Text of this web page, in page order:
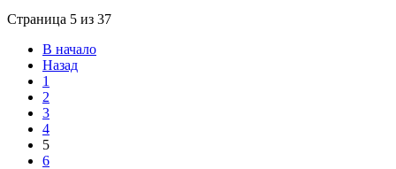
Страница 5 из 37
В начало
Назад
1
2
3
4
5
6